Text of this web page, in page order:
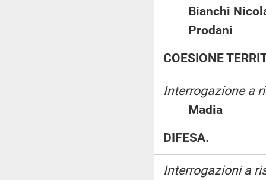
Bianchi
Prodani
COESIONE
Interrogazione a
Madia
DIFESA.
Interrogazioni a